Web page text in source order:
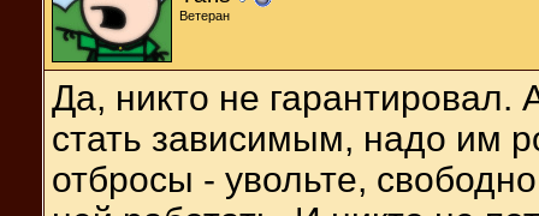
Ветеран
Да, никто не
стать зависимым, надо им
отбросы - увольте,